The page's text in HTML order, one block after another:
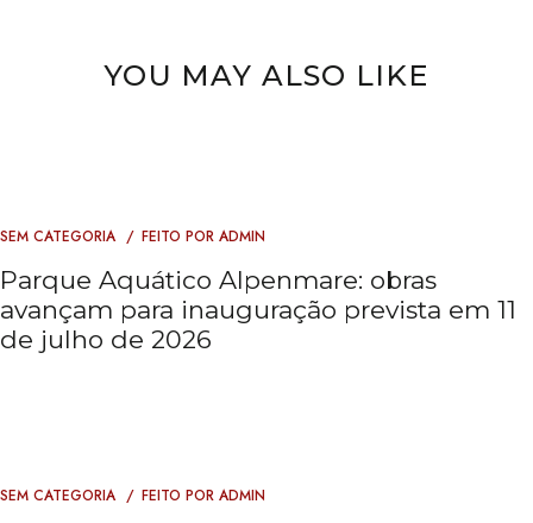
YOU MAY ALSO LIKE
SEM CATEGORIA FEITO POR ADMIN
Parque Aquático Alpenmare: obras
avançam para inauguração prevista em 11
de julho de 2026
SEM CATEGORIA FEITO POR ADMIN